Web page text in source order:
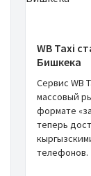
WB Taxi
Бишкека
Сервис WB
массовый
формате
теперь
телефонов.